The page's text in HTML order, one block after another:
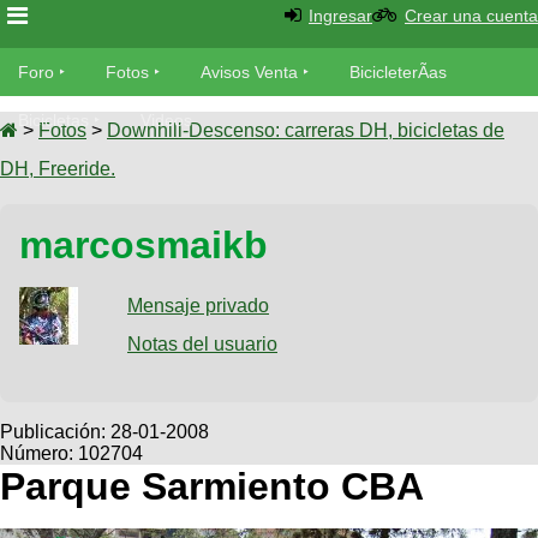
Foro
Foro
TÃ©cnica
Fotos
tu foto
Galeria
XC
Viajes
Descenso
SUBÃ
tu
Buscar
Ultimos
Fotos
BicicleterÃ­
as
Bicicletas
Tandem
Videos
Cicloturismo
Ingresar Crear una cuenta
Foro Fotos Avisos Venta BicicleterÃ­as
Bicicletas Videos
> Fotos > Downhill-Descenso: carreras DH, bicicletas de
DH, Freeride.
marcosmaikb
Mensaje privado
Notas del usuario
Publicación: 28-01-2008
Número: 102704
Parque Sarmiento CBA